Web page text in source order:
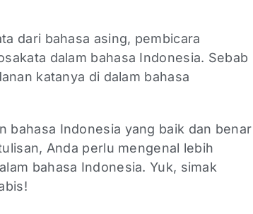
dari bahasa asing, pembicara
dalam bahasa Indonesia. Sebab
katanya di dalam bahasa
bahasa Indonesia yang baik dan benar
Anda perlu mengenal lebih
bahasa Indonesia. Yuk, simak